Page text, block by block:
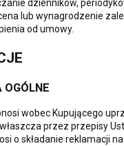
dzienników,
lub wynagrodzenie
od umowy.
OGÓLNE
wobec Kupującego
przez przepisy
o składanie reklamacji